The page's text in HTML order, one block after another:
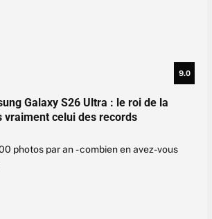
9.0
Galaxy S26 Ultra : le roi de la
vraiment celui des records